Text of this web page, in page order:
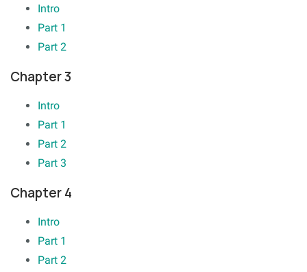
Intro
Part 1
Part 2
Chapter 3
Intro
Part 1
Part 2
Part 3
Chapter 4
Intro
Part 1
Part 2